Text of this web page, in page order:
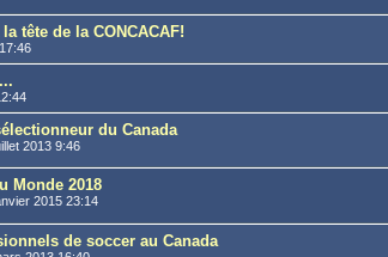
tête de la CONCACAF!
du Canada
2013 9:46
Monde 2018
2015 23:14
de soccer au Canada